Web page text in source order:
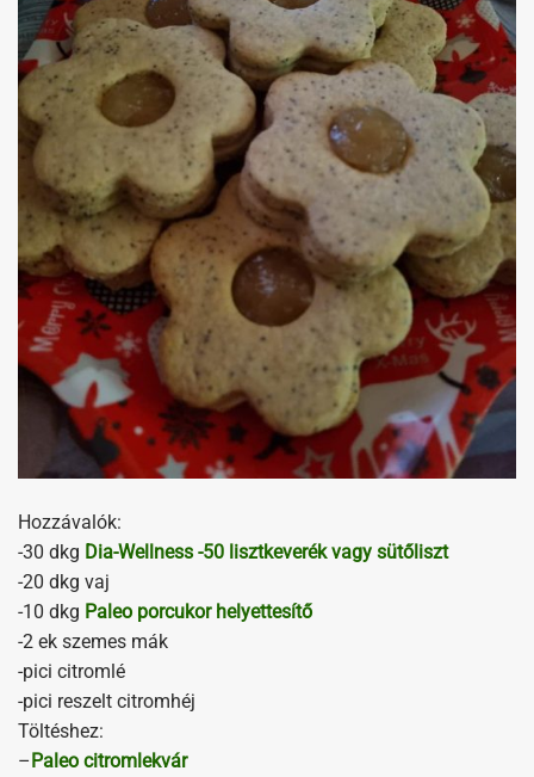
Hozzávalók:
-30 dkg Dia-Wellness -50 lisztkeverék vagy sütőliszt
-20 dkg vaj
-10 dkg Paleo porcukor helyettesítő
-2 ek szemes mák
-pici citromlé
-pici reszelt citromhéj
Töltéshez:
–Paleo citromlekvár